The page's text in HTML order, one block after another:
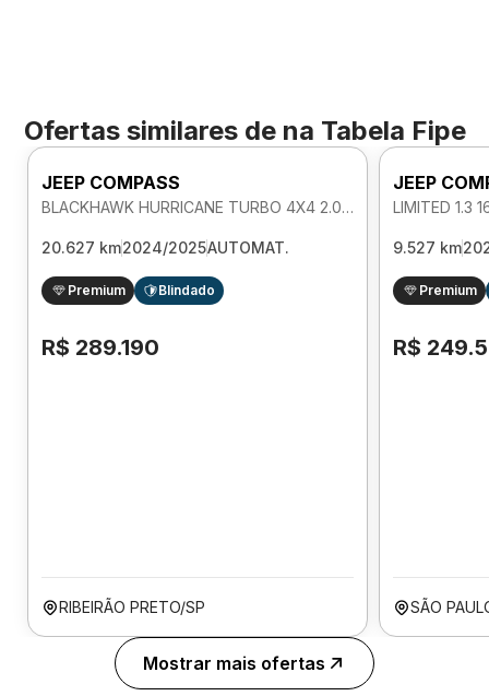
Ofertas similares de na Tabela Fipe
JEEP COMPASS
BLACKHAWK HURRICANE TURBO 4X4 2.0 AUTOMATICO
20.627 km2024/2025AUTOMAT.
Premium Blindado
R$ 289.190
RIBEIRÃO PRETO/SP
JEEP
9.527 km
Premium
R$
SÃO
Mostrar mais ofertas